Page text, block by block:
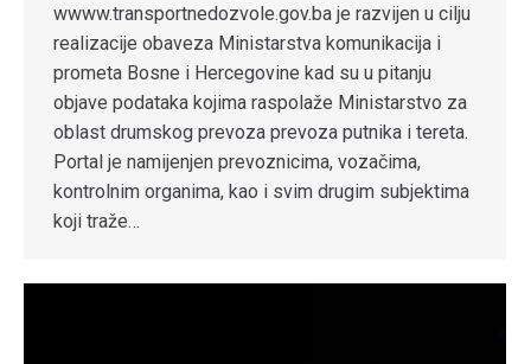
wwww.transportnedozvole.gov.ba je razvijen u cilju
realizacije obaveza Ministarstva komunikacija i
prometa Bosne i Hercegovine kad su u pitanju
objave podataka kojima raspolaže Ministarstvo za
oblast drumskog prevoza prevoza putnika i tereta.
Portal je namijenjen prevoznicima, vozačima,
kontrolnim organima, kao i svim drugim subjektima
koji traže…